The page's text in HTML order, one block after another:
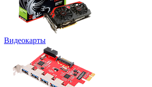
Видеокарты